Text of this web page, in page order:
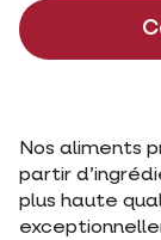
Nos aliments
partir
plus haute